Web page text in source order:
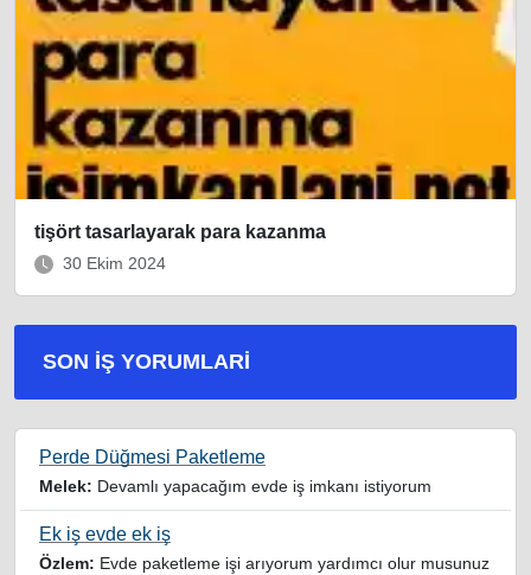
tişört tasarlayarak para kazanma
30 Ekim 2024
SON İŞ YORUMLARI
Perde Düğmesi Paketleme
Melek: Devamlı yapacağım evde iş imkanı istiyorum
Ek iş evde ek iş
Özlem: Evde paketleme işi arıyorum yardımcı olur musunuz